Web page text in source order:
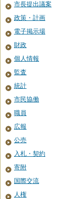
市長提出議案
政策・計画
電子掲示場
財政
個人情報
監査
統計
市民協働
職員
広報
公売
入札・契約
寄附
国際交流
人権